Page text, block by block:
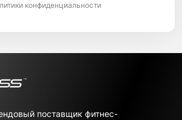
конфиденциальности
поставщик фитнес-